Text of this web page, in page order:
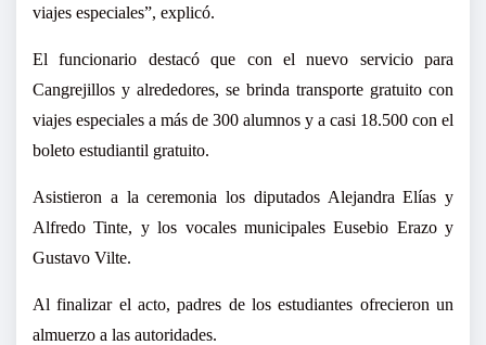
viajes especiales”, explicó.
El funcionario destacó que con el nuevo servicio para
Cangrejillos y alrededores, se brinda transporte gratuito con
viajes especiales a más de 300 alumnos y a casi 18.500 con el
boleto estudiantil gratuito.
Asistieron a la ceremonia los diputados Alejandra Elías y
Alfredo Tinte, y los vocales municipales Eusebio Erazo y
Gustavo Vilte.
Al finalizar el acto, padres de los estudiantes ofrecieron un
almuerzo a las autoridades.